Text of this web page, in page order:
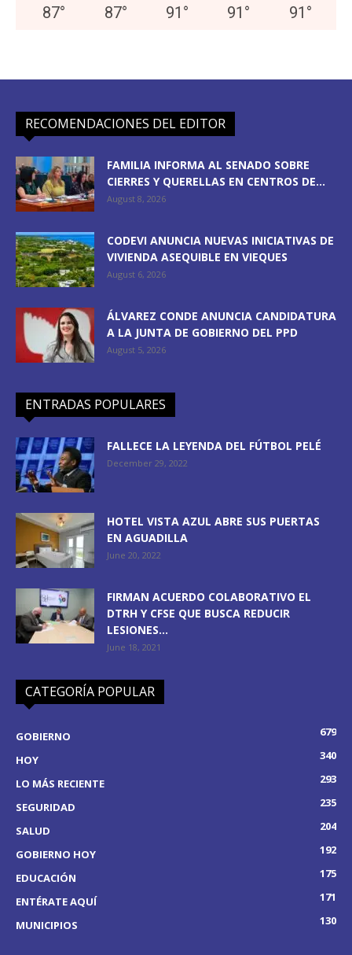
87° 87° 91 ° 91 ° 91 °
RECOMENDACIONES DEL EDITOR
FAMILIA INFORMA AL SENADO SOBRE
CIERRES Y QUERELLAS EN CENTROS DE...
August 8, 2026
CODEVI ANUNCIA NUEVAS INICIATIVAS DE
VIVIENDA ASEQUIBLE EN VIEQUES
August 6, 2026
ÁLVAREZ CONDE ANUNCIA CANDIDATURA
A LA JUNTA DE GOBIERNO DEL PPD
August 5, 2026
ENTRADAS POPULARES
FALLECE LA LEYENDA DEL FÚTBOL PELÉ
December 29, 2022
HOTEL VISTA AZUL ABRE SUS PUERTAS
EN AGUADILLA
June 20, 2022
FIRMAN ACUERDO COLABORATIVO EL
DTRH Y CFSE QUE BUSCA REDUCIR
LESIONES...
June 18, 2021
CATEGORÍA POPULAR
GOBIERNO
679
HOY
340
LO MÁS RECIENTE
293
SEGURIDAD
235
SALUD
204
GOBIERNO HOY
192
EDUCACIÓN
175
ENTÉRATE AQUÍ
171
MUNICIPIOS
130